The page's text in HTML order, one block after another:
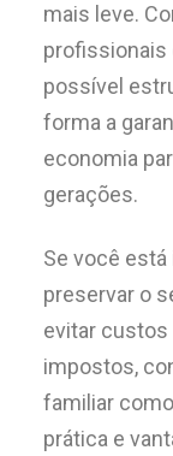
mais leve.
profissionais
possível
forma a
economia
gerações.
Se você
preservar o
evitar
impostos,
familiar
prática e